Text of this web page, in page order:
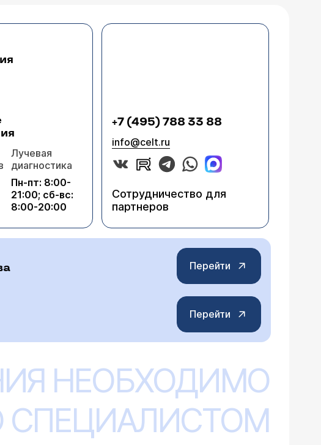
Лучевая
диагностика
Пн-пт: 8:00-
21:00; сб-вс:
8:00-20:00
+7 (495) 788 33 88
info@celt.ru
Сотрудничество для
партнеров
Перейти
Перейти
НЕОБХОДИМО
СПЕЦИАЛИСТОМ